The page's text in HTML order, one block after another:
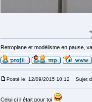
Retroplane et modélisme en pause,
Posté le: 12/09/2015 10:12 Sujet
Celui ci il était pour toi